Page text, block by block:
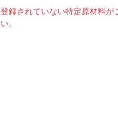
登録されていない特定原材料が
い。